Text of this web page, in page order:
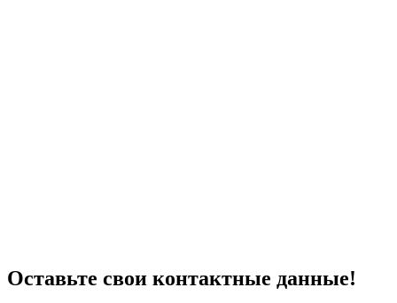
Оставьте свои контактные данные!